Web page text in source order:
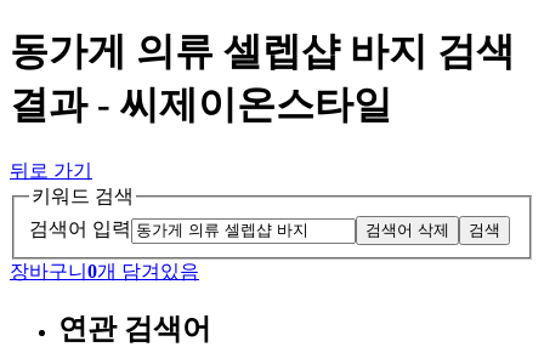
동가게 의류 셀렙샵 바지 검색
결과 - 씨제이온스타일
뒤로 가기
키워드 검색
검색어 입력
검색어 삭제 검색
장바구니 0개 담겨있음
연관 검색어